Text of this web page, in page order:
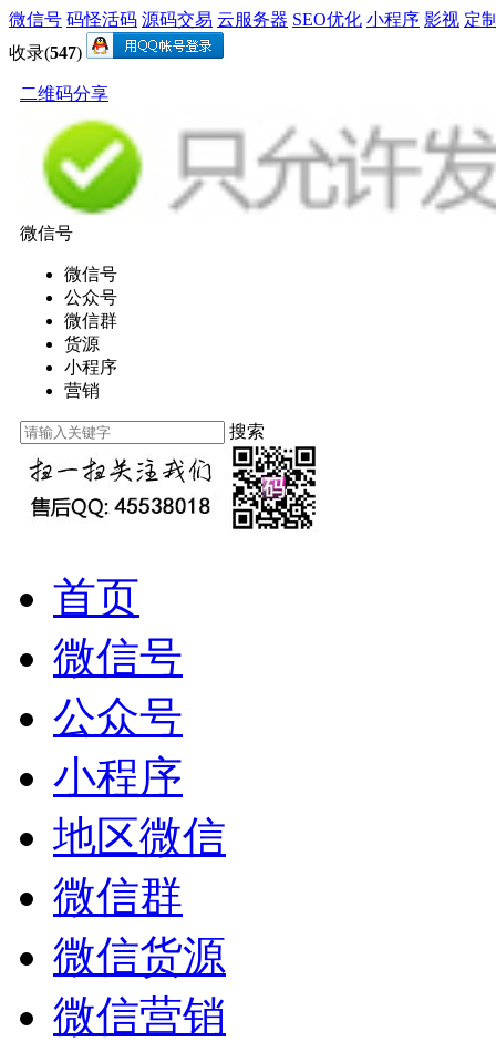
微信号 码怪活码 源码交易 云服务器 SEO优化 小程序 影视 定
收录(547)
二维码分享
微信号
微信号
公众号
微信群
货源
小程序
营销
搜索
首页
微信号
公众号
小程序
地区微信
微信群
微信货源
微信营销